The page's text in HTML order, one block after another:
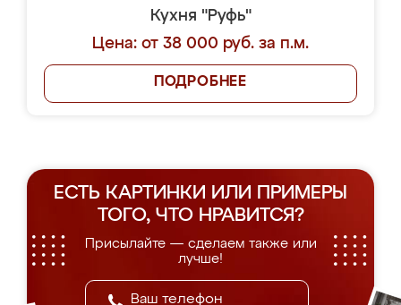
Кухня "Руфь"
Цена: от 38 000 руб. за п.м.
ПОДРОБНЕЕ
ЕСТЬ КАРТИНКИ ИЛИ ПРИМЕРЫ
ТОГО, ЧТО НРАВИТСЯ?
Присылайте — сделаем также или
лучше!